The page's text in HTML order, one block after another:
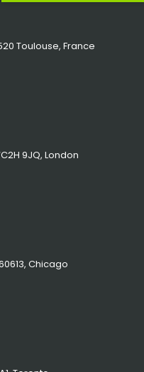
Toulouse, France
9JQ, London
Chicago